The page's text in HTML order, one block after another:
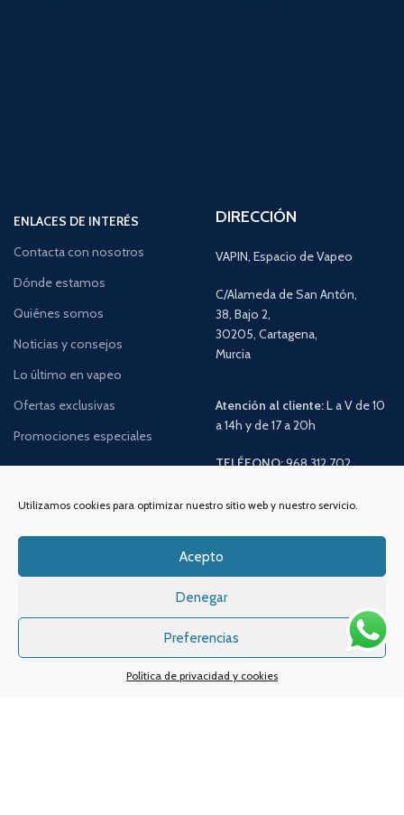
Utilizamos cookies para optimizar nuestro sitio web y nuestro servicio.
Acepto
Denegar
Preferencias
Política de privacidad y cookies
ENLACES DE INTERÉS
Contacta con nosotros
Dónde estamos
Quiénes somos
Noticias y consejos
Lo último en vapeo
Ofertas exclusivas
Promociones especiales
DIRECCIÓN
VAPIN, Espacio de Vapeo
C/Alameda de San Antón,
38, Bajo 2,
30205, Cartagena,
Murcia
Atención al cliente:L a V de 10
a 14h y de 17 a 20h
TELÉFONO:968 312 702
Email:info@vapeo.es